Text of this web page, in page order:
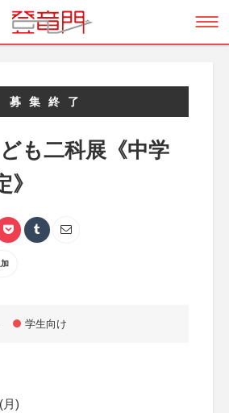
募集終了
も二科展《中学
学生向け
月)